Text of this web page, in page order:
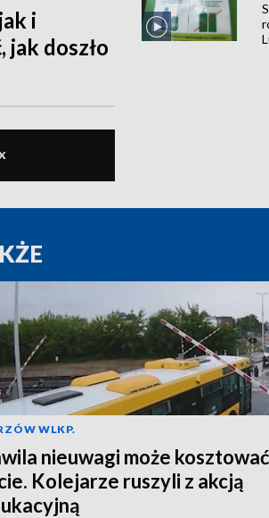
i
doszło
WLKP.
nieuwagi może kosztować
Kolejarze ruszyli z akcją